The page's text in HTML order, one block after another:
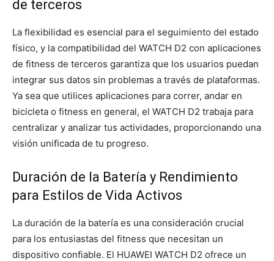
de terceros
La flexibilidad es esencial para el seguimiento del estado
físico, y la compatibilidad del WATCH D2 con aplicaciones
de fitness de terceros garantiza que los usuarios puedan
integrar sus datos sin problemas a través de plataformas.
Ya sea que utilices aplicaciones para correr, andar en
bicicleta o fitness en general, el WATCH D2 trabaja para
centralizar y analizar tus actividades, proporcionando una
visión unificada de tu progreso.
Duración de la Batería y Rendimiento
para Estilos de Vida Activos
La duración de la batería es una consideración crucial
para los entusiastas del fitness que necesitan un
dispositivo confiable. El HUAWEI WATCH D2 ofrece un